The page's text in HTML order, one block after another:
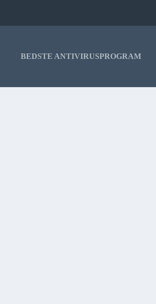
BEDSTE ANTIVIRUSPROGRAM